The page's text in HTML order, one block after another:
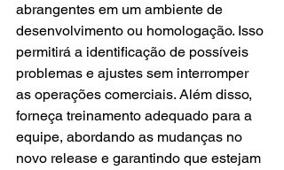
abrangentes em um ambiente de
desenvolvimento ou homologação. Isso
permitirá a identificação de possíveis
problemas e ajustes sem interromper
as operações comerciais. Além disso,
forneça treinamento adequado para a
equipe, abordando as mudanças no
novo release e garantindo que estejam